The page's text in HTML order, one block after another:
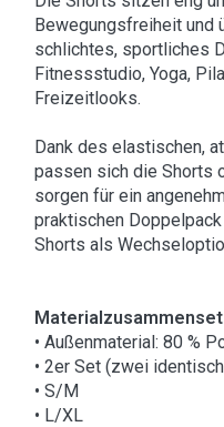
Bewegungsfreiheit und
schlichtes, sportliches
Fitnessstudio, Yoga,
Freizeitlooks.
Dank des elastischen,
passen sich die Shorts
sorgen für ein
praktischen
Shorts als
• Außenmaterial: 80 %
• 2er Set (zwei
• S/M
• L/XL